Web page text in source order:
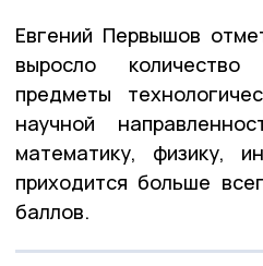
Евгений Первышов
выросло
предметы
научной
математику, физику,
приходится больше
баллов.